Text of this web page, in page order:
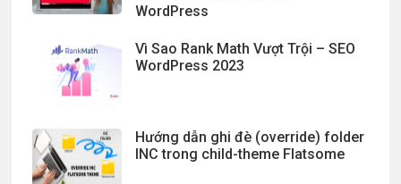
WordPress
Vì Sao Rank Math Vượt Trội – SEO
WordPress 2023
Hướng dẫn ghi đè (override) folder
INC trong child-theme Flatsome